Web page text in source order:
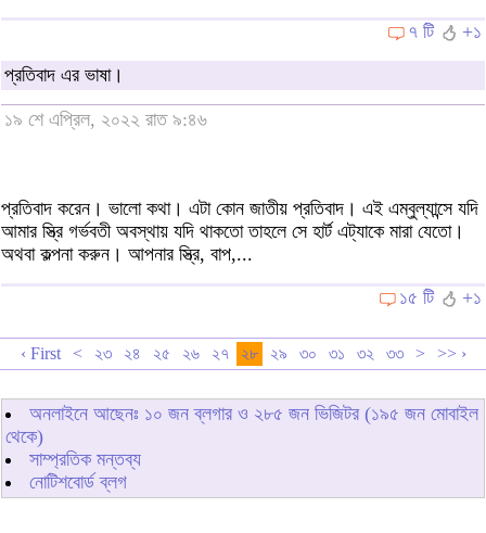
৭ টি
+১
প্রতিবাদ এর ভাষা।
১৯ শে এপ্রিল, ২০২২ রাত ৯:৪৬
প্রতিবাদ করেন। ভালো কথা। এটা কোন জাতীয় প্রতিবাদ। এই এম্বুল্যান্সে যদি
আমার স্ত্রি গর্ভবতী অবস্থায় যদি থাকতো তাহলে সে হার্ট এট্যাকে মারা যেতো।
অথবা কল্পনা করুন। আপনার স্ত্রি, বাপ,...
১৫ টি
+১
‹ First < ২৩ ২৪ ২৫ ২৬ ২৭ ২৮ ২৯ ৩০ ৩১ ৩২ ৩৩ > >> ›
অনলাইনে আছেনঃ ১০ জন ব্লগার ও ২৮৫ জন ভিজিটর (১৯৫ জন মোবাইল
থেকে)
সাম্প্রতিক মন্তব্য
নোটিশবোর্ড ব্লগ